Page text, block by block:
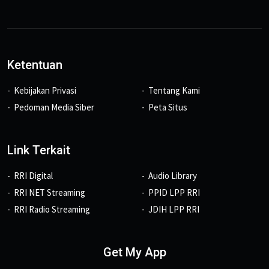
Ketentuan
Kebijakan Privasi
Pedoman Media Siber
Tentang Kami
Peta Situs
Link Terkait
RRI Digital
RRI NET Streaming
RRI Radio Streaming
Audio Library
PPID LPP RRI
JDIH LPP RRI
Get My App